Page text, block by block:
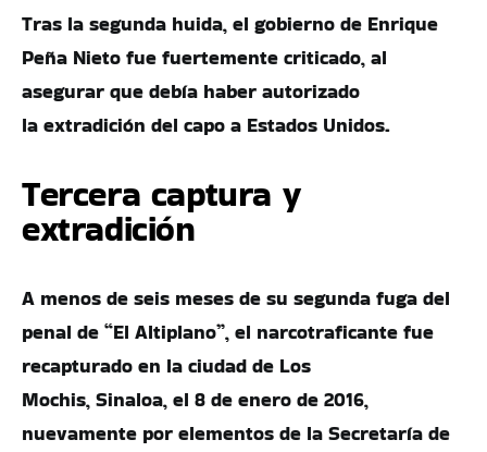
Tras la segunda huida, el gobierno de Enrique
Peña Nieto fue fuertemente criticado, al
asegurar que debía haber autorizado
la extradición del capo a Estados Unidos.
Tercera captura y
extradición
A menos de seis meses de su segunda fuga del
penal de “El Altiplano”, el narcotraficante fue
recapturado en la ciudad de Los
Mochis, Sinaloa, el 8 de enero de 2016,
nuevamente por elementos de la Secretaría de